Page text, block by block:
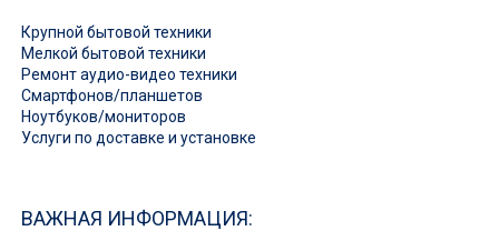
Крупной бытовой техники
Мелкой бытовой техники
Ремонт аудио-видео техники
Смартфонов/планшетов
Ноутбуков/мониторов
Услуги по доставке и установке
ВАЖНАЯ ИНФОРМАЦИЯ: